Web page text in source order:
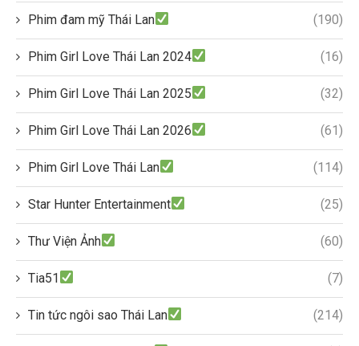
Phim đam mỹ Thái Lan (190)
Phim Girl Love Thái Lan 2024 (16)
Phim Girl Love Thái Lan 2025 (32)
Phim Girl Love Thái Lan 2026 (61)
Phim Girl Love Thái Lan (114)
Star Hunter Entertainment (25)
Thư Viện Ảnh (60)
Tia51 (7)
Tin tức ngôi sao Thái Lan (214)